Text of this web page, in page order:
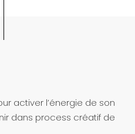
activer l’énergie de son
dans process créatif de